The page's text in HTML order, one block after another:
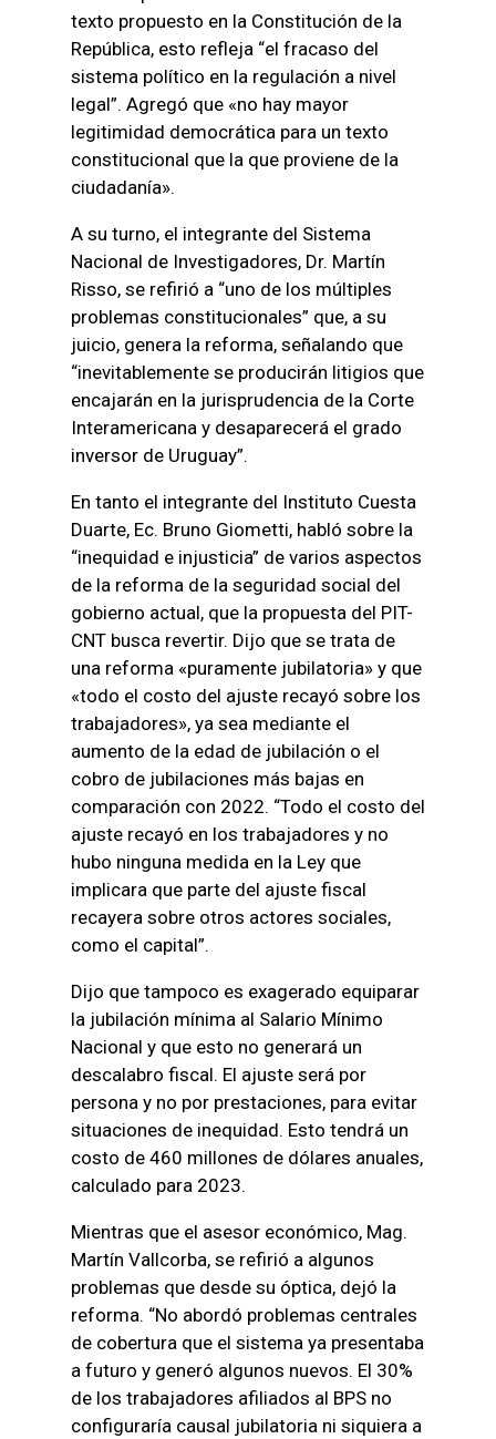
texto propuesto en la Constitución de la
República, esto refleja “el fracaso del
sistema político en la regulación a nivel
legal”. Agregó que «no hay mayor
legitimidad democrática para un texto
constitucional que la que proviene de la
ciudadanía».
A su turno, el integrante del Sistema
Nacional de Investigadores, Dr. Martín
Risso, se refirió a “uno de los múltiples
problemas constitucionales” que, a su
juicio, genera la reforma, señalando que
“inevitablemente se producirán litigios que
encajarán en la jurisprudencia de la Corte
Interamericana y desaparecerá el grado
inversor de Uruguay”.
En tanto el integrante del Instituto Cuesta
Duarte, Ec. Bruno Giometti, habló sobre la
“inequidad e injusticia” de varios aspectos
de la reforma de la seguridad social del
gobierno actual, que la propuesta del PIT-
CNT busca revertir. Dijo que se trata de
una reforma «puramente jubilatoria» y que
«todo el costo del ajuste recayó sobre los
trabajadores», ya sea mediante el
aumento de la edad de jubilación o el
cobro de jubilaciones más bajas en
comparación con 2022. “Todo el costo del
ajuste recayó en los trabajadores y no
hubo ninguna medida en la Ley que
implicara que parte del ajuste fiscal
recayera sobre otros actores sociales,
como el capital”.
Dijo que tampoco es exagerado equiparar
la jubilación mínima al Salario Mínimo
Nacional y que esto no generará un
descalabro fiscal. El ajuste será por
persona y no por prestaciones, para evitar
situaciones de inequidad. Esto tendrá un
costo de 460 millones de dólares anuales,
calculado para 2023.
Mientras que el asesor económico, Mag.
Martín Vallcorba, se refirió a algunos
problemas que desde su óptica, dejó la
reforma. “No abordó problemas centrales
de cobertura que el sistema ya presentaba
a futuro y generó algunos nuevos. El 30%
de los trabajadores afiliados al BPS no
configuraría causal jubilatoria ni siquiera a